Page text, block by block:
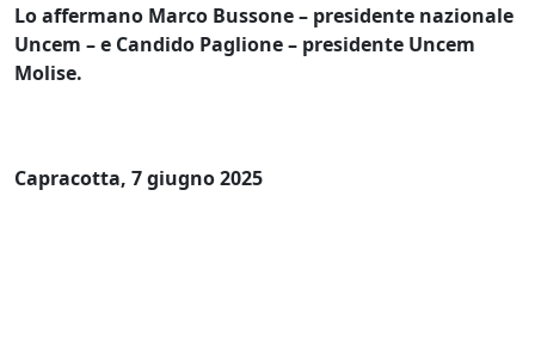
Lo affermano Marco Bussone – presidente nazionale
Uncem – e Candido Paglione – presidente Uncem
Molise.
Capracotta, 7 giugno 2025